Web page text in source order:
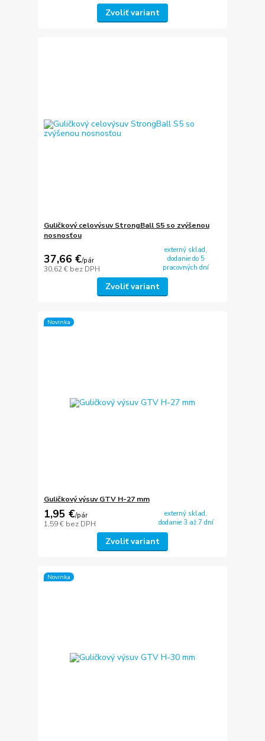
Zvoliť variant
Guličkový celovýsuv StrongBall S5 so zvýšenou
nosnosťou
37,66 €/pár
30,62 € bez DPH
externý sklad,
dodanie do 5
pracovných dní
Zvoliť variant
Novinka
Guličkový výsuv GTV H-27 mm
1,95 €/pár
1,59 € bez DPH
externý sklad,
dodanie 3 až 7 dní
Zvoliť variant
Novinka